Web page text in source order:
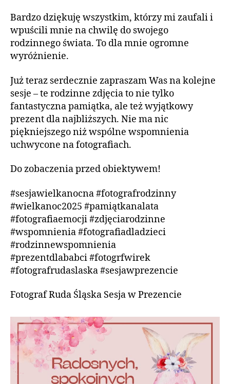
Bardzo dziękuję wszystkim, którzy mi zaufali i
wpuścili mnie na chwilę do swojego
rodzinnego świata. To dla mnie ogromne
wyróżnienie.
Już teraz serdecznie zapraszam Was na kolejne
sesje – te rodzinne zdjęcia to nie tylko
fantastyczna pamiątka, ale też wyjątkowy
prezent dla najbliższych. Nie ma nic
piękniejszego niż wspólne wspomnienia
uchwycone na fotografiach.
Do zobaczenia przed obiektywem!
#sesjawielkanocna #fotografrodzinny
#wielkanoc2025 #pamiątkanalata
#fotografiaemocji #zdjęciarodzinne
#wspomnienia #fotografiadladzieci
#rodzinnewspomnienia
#prezentdlababci #fotogrfwirek
#fotografrudaslaska #sesjawprezencie
Fotograf Ruda Śląska Sesja w Prezencie